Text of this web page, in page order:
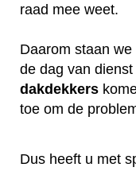
raad mee weet.
Daarom staan
de dag van
dakdekkers
toe om de
Dus heeft u met